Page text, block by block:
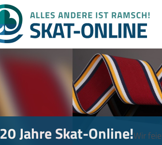
20 Jahre Skat-Online!Wir